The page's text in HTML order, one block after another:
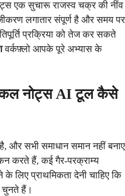
एक सुचारू राजस्व चक्र की नींव
लगातार संपूर्ण है और समय पर
प्रक्रिया को तेज कर सकते
वर्कफ़्लो आपके पूरे अभ्यास के
नोट्स AI टूल कैसे
और सभी समाधान समान नहीं बनाए
करते हैं, कई गैर-परक्राम्य
लिए प्राथमिकता देनी चाहिए कि
हैं।